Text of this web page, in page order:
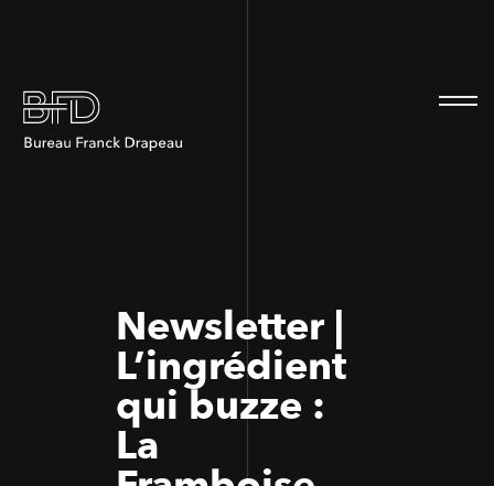
Newsletter |
L’ingrédient
qui buzze :
La